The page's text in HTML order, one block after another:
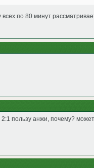
по 80 минут
пользу анжи, почему?